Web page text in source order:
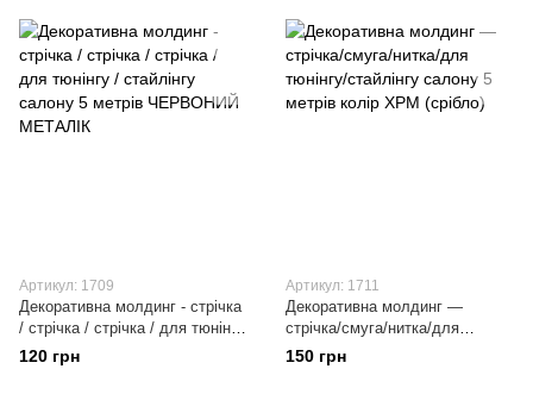
Артикул: 1709
Декоративна молдинг - стрічка
/ стрічка / стрічка / для тюнінгу
/ стайлінгу салону 5 метрів
ЧЕРВОНИЙ МЕТАЛІК
120 грн
Артикул: 1711
Декоративна молдинг —
стрічка/смуга/нитка/для
тюнінгу/стайлінгу салону 5
метрів колір ХРМ (срібло)
150 грн